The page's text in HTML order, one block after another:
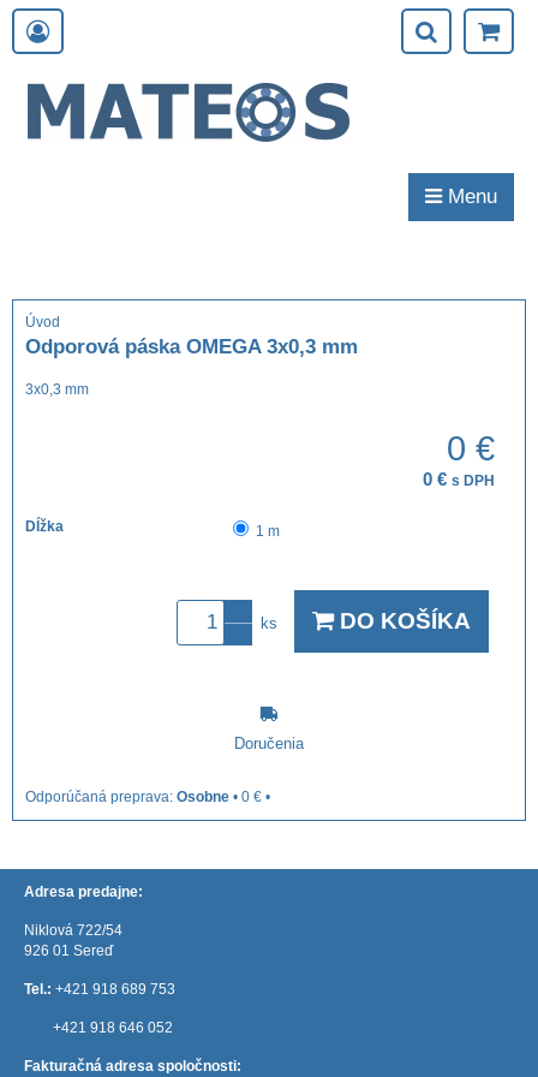
Menu
Úvod
Odporová páska OMEGA 3x0,3 mm
3x0,3 mm
0 €
0 € s DPH
Dĺžka 1 m
ks DO KOŠÍKA
Doručenia
Osobne • 0 € •
Adresa predajne:
Niklová 722/54
926 01 Sereď
Tel.: +421 918 689 753
+421 918 646 052
Fakturačná adresa spoločnosti: